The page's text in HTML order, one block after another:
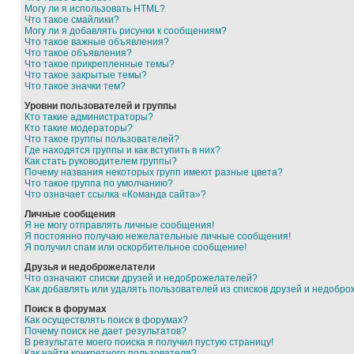
Могу ли я использовать HTML?
Что такое смайлики?
Могу ли я добавлять рисунки к сообщениям?
Что такое важные объявления?
Что такое объявления?
Что такое прикрепленные темы?
Что такое закрытые темы?
Что такое значки тем?
Уровни пользователей и группы
Кто такие администраторы?
Кто такие модераторы?
Что такое группы пользователей?
Где находятся группы и как вступить в них?
Как стать руководителем группы?
Почему названия некоторых групп имеют разные цвета?
Что такое группа по умолчанию?
Что означает ссылка «Команда сайта»?
Личные сообщения
Я не могу отправлять личные сообщения!
Я постоянно получаю нежелательные личные сообщения!
Я получил спам или оскорбительное сообщение!
Друзья и недоброжелатели
Что означают списки друзей и недоброжелателей?
Как добавлять или удалять пользователей из списков друзей и
Поиск в форумах
Как осуществлять поиск в форумах?
Почему поиск не дает результатов?
В результате моего поиска я получил пустую страницу!